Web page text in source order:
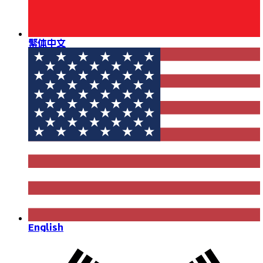
繁体中文
English